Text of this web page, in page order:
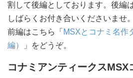
割して後編としております。後編
しばらくお付き合いくださいませ。
前編はこちら「 MSXとコナミ名作
編）
」をどうぞ。
コナミアンティークス